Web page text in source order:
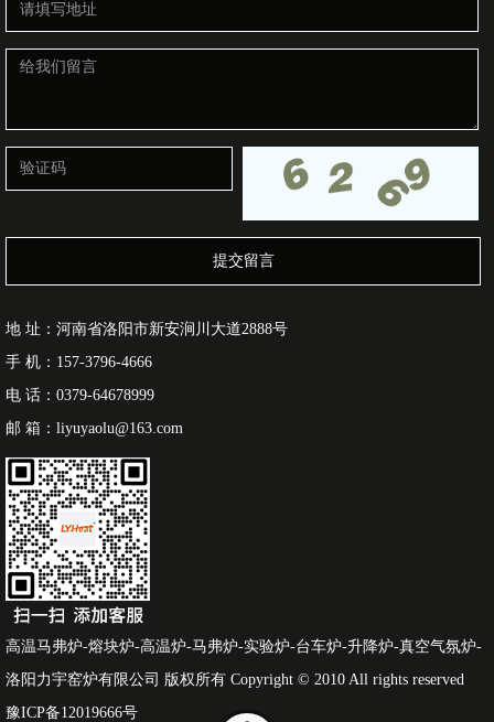
提交留言
地 址：河南省洛阳市新安涧川大道2888号
手 机：157-3796-4666
电 话：0379-64678999
邮 箱：liyuyaolu@163.com
高温马弗炉-熔块炉-高温炉-马弗炉-实验炉-台车炉-升降炉-真空气氛炉-
洛阳力宇窑炉有限公司 版权所有 Copyright © 2010 All rights reserved
豫ICP备12019666号